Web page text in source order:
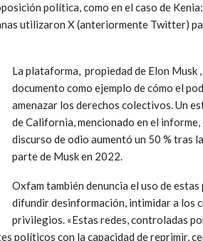
política, como en el caso de
utilizaron X (anteriormente Twitter)
La plataforma, propiedad de Elon Musk ,
documento como ejemplo de cómo el
amenazar los derechos colectivos. Un
de California, mencionado en el informe,
discurso de odio aumentó un 50 % tras
parte de Musk en 2022.
Oxfam también denuncia el uso de
difundir desinformación, intimidar a los
privilegios. «Estas redes, controladas
políticos con la capacidad de reprimir,